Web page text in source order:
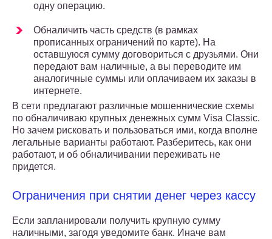
одну операцию.
Обналичить часть средств (в рамках
прописанных ограничений по карте). На
оставшуюся сумму договориться с друзьями. Они
передают вам наличные, а вы переводите им
аналогичные суммы или оплачиваем их заказы в
интернете.
В сети предлагают различные мошеннические схемы
по обналичиваю крупных денежных сумм Visa Classic.
Но зачем рисковать и пользоваться ими, когда вполне
легальные варианты работают. Разберитесь, как они
работают, и об обналичивании переживать не
придется.
Ограничения при снятии денег через кассу
Если запланировали получить крупную сумму
наличными, загодя уведомите банк. Иначе вам